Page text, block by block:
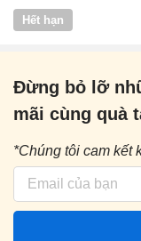
Vntrip
Hết hạn
Đừng bỏ lỡ
mãi cùng quà
*Chúng tôi cam kết